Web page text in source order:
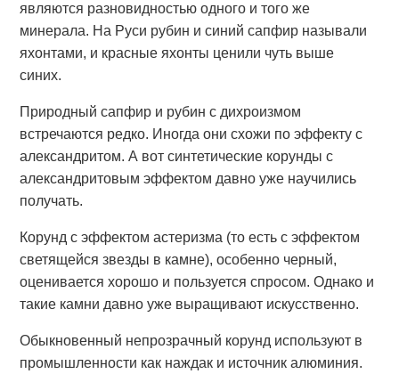
являются разновидностью одного и того же
минерала. На Руси рубин и синий сапфир называли
яхонтами, и красные яхонты ценили чуть выше
синих.
Природный сапфир и рубин с дихроизмом
встречаются редко. Иногда они схожи по эффекту с
александритом. А вот синтетические корунды с
александритовым эффектом давно уже научились
получать.
Корунд с эффектом астеризма (то есть с эффектом
светящейся звезды в камне), особенно черный,
оценивается хорошо и пользуется спросом. Однако и
такие камни давно уже выращивают искусственно.
Обыкновенный непрозрачный корунд используют в
промышленности как наждак и источник алюминия.